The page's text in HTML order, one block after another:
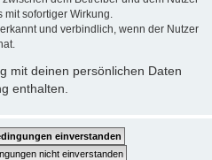
mit sofortiger Wirkung.
und verbindlich, wenn der Nutzer
mit deinen persönlichen Daten
enthalten.